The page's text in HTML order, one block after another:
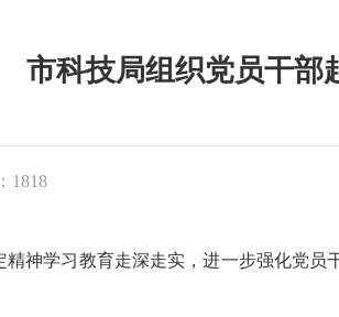
市科技局组织党员干部
1818
学习教育走深走实，进一步强化党员